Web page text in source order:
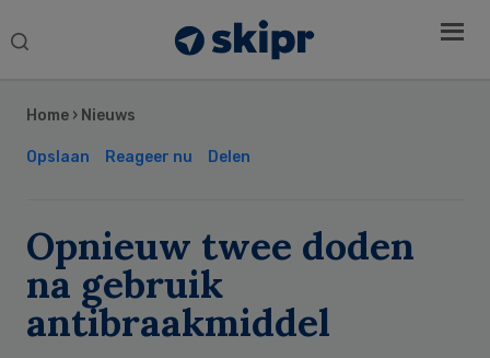
Search
Home › Nieuws
Opslaan Reageer nu Delen
Opnieuw twee doden
na gebruik
antibraakmiddel
Sidebar